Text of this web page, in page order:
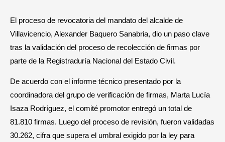
El proceso de revocatoria del mandato del alcalde de
Villavicencio, Alexander Baquero Sanabria, dio un paso clave
tras la validación del proceso de recolección de firmas por
parte de la Registraduría Nacional del Estado Civil.
De acuerdo con el informe técnico presentado por la
coordinadora del grupo de verificación de firmas, Marta Lucía
Isaza Rodríguez, el comité promotor entregó un total de
81.810 firmas. Luego del proceso de revisión, fueron validadas
30.262, cifra que supera el umbral exigido por la ley para